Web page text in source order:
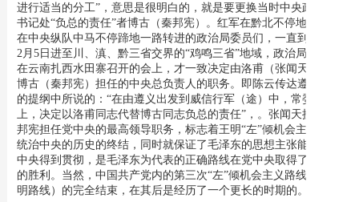
进行适当的分工”，意思是很明白的，就是要更换当时中央政治局
书记处“负总的责任”者博古（秦邦宪）。红军在黔北不停地转战，
在中央纵队中马不停蹄地一路转进的政治局委员们，一直到1935年
2月5日进至川、滇、黔三省交界的“鸡鸣三省”地域，政治局委员们
在云南扎西水田寨召开的会上，才一致决定由洛甫（张闻天）接替
博古（秦邦宪）担任的中央总负责人的职务。即陈云传达遵义会议
的提纲中所说的：“在由遵义出发到威信行军（途）中，常委分工
上，决定以洛甫同志代替博古同志负总的责任”，。张闻天接替秦
邦宪担任党中央的最高领导职务，标志着王明“左”倾机会主义路线
统治中央的历史的终结，同时就保证了毛泽东的思想主张能够在党
中央得到贯彻，是毛泽东为代表的正确路线在党中央取得了决定性
的胜利。当然，中国共产党内的第三次“左”倾机会主义路线（即王
明路线）的完全结束，在其后是经历了一个更长的时期的。